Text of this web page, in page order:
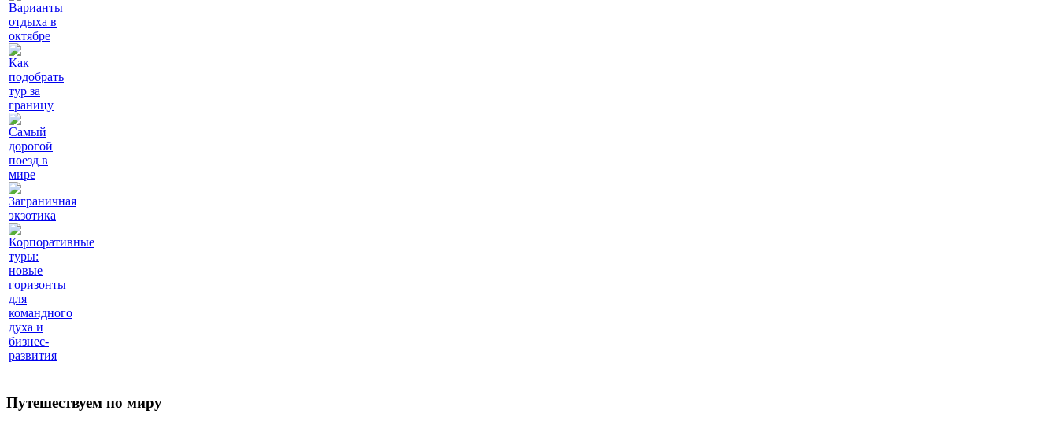
Варианты
отдыха в
октябре
Как
подобрать
тур за
границу
Самый
дорогой
поезд в
мире
Заграничная
экзотика
Корпоративные
туры:
новые
горизонты
для
командного
духа и
бизнес-
развития
Путешествуем по миру